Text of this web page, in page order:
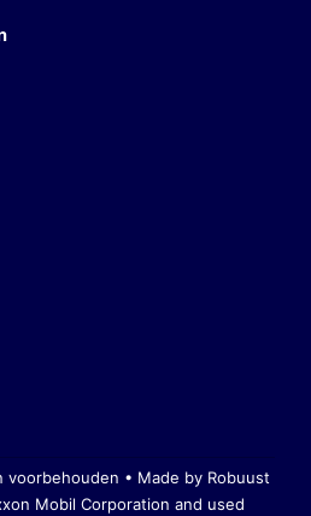
voorbehouden • Made by Robuust
Mobil Corporation and used